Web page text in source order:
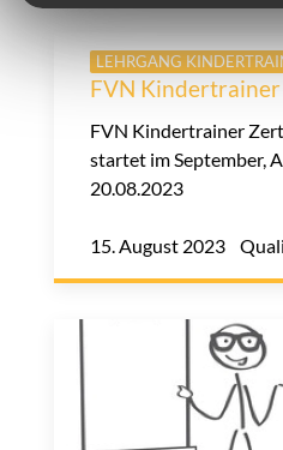
LEHRGANG
FVN
FVN Kindertrainer
startet im September,
20.08.2023
15. August 2023